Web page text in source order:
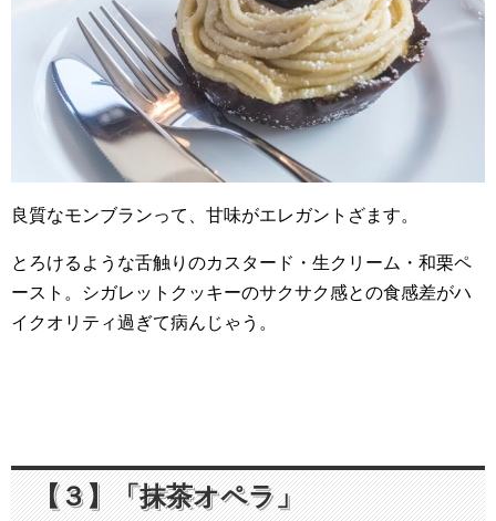
良質なモンブランって、甘味がエレガントざます。
とろけるような舌触りのカスタード・生クリーム・和栗ペ
ースト。シガレットクッキーのサクサク感との食感差がハ
イクオリティ過ぎて病んじゃう。
【３】「抹茶オペラ」